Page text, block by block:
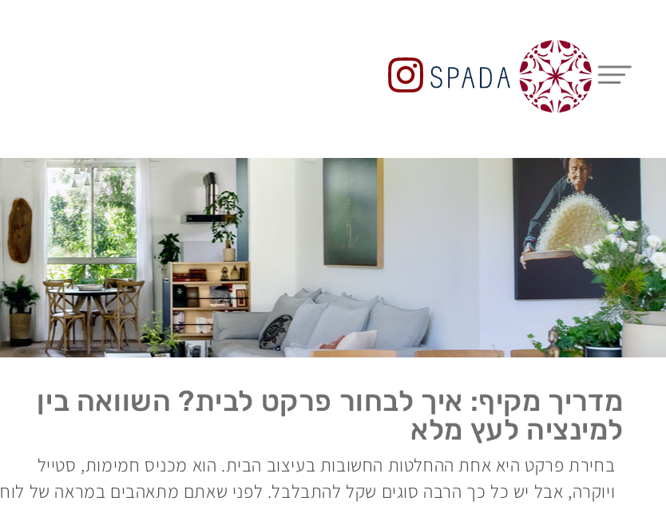
מדריך מקיף: איך לבחור פרקט לבית? השוואה בין
למינציה לעץ מלא
בחירת פרקט היא אחת ההחלטות החשובות בעיצוב הבית. הוא מכניס חמימות, סטייל
ויוקרה, אבל יש כל כך הרבה סוגים שקל להתבלבל. לפני שאתם מתאהבים במראה של לוח